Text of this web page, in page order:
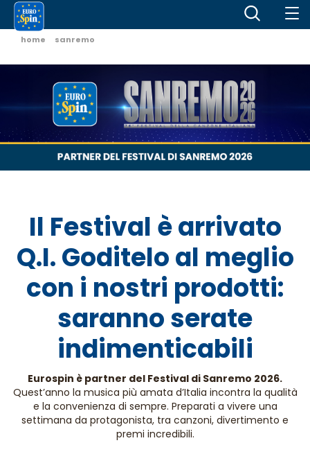
home sanremo
Il Festival è arrivato
Q.I. Goditelo al meglio
con i nostri prodotti:
saranno serate
indimenticabili
Eurospin è partner del Festival di Sanremo 2026.
Quest’anno la musica più amata d’Italia incontra la qualità
e la convenienza di sempre. Preparati a vivere una
settimana da protagonista, tra canzoni, divertimento e
premi incredibili.